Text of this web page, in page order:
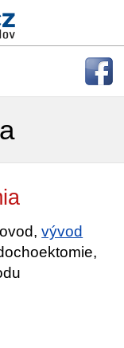
vývod